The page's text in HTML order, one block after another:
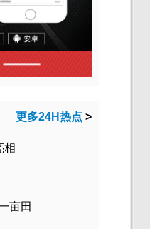
更多24H热点 >
相
亩田